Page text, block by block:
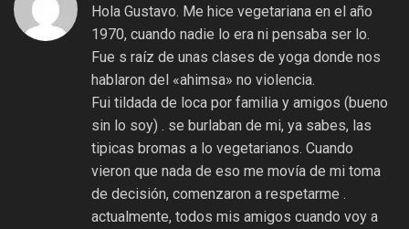
Hola Gustavo. Me hice vegetariana en el año
1970, cuando nadie lo era ni pensaba ser lo.
Fue s raíz de unas clases de yoga donde nos
hablaron del «ahimsa» no violencia.
Fui tildada de loca por familia y amigos (bueno
sin lo soy) . se burlaban de mi, ya sabes, las
tipicas bromas a lo vegetarianos. Cuando
vieron que nada de eso me movía de mi toma
de decisión, comenzaron a respetarme .
actualmente, todos mis amigos cuando voy a